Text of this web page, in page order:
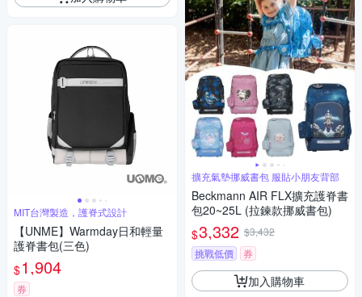
MIT台灣製造，護脊式設計
【UNME】Warmday日和輕量
護脊書包(三色)
$1,904
券
擴充氣墊挪威書包 服貼小朋友背部
Beckmann AIR FLX擴充護脊書
包20~25L (拉鍊款挪威書包)
$3,332 $3,432
挑戰低價
券
加入購物車